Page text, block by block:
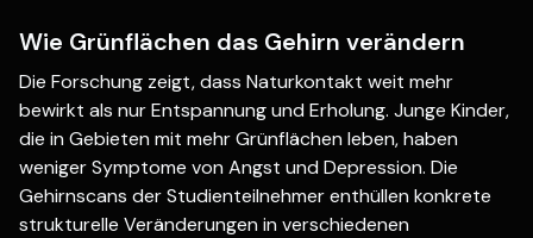
Wie Grünflächen das Gehirn verändern
Die Forschung zeigt, dass Naturkontakt weit mehr
bewirkt als nur Entspannung und Erholung. Junge Kinder,
die in Gebieten mit mehr Grünflächen leben, haben
weniger Symptome von Angst und Depression. Die
Gehirnscans der Studienteilnehmer enthüllen konkrete
strukturelle Veränderungen in verschiedenen